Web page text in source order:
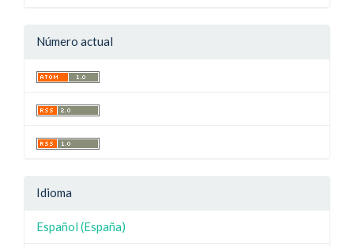
Número actual
Idioma
Español (España)